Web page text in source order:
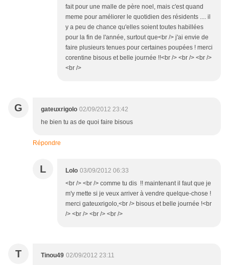
fait pour une malle de père noel, mais c'est quand
meme pour améliorer le quotidien des résidents .... il
y a peu de chance qu'elles soient toutes habillées
pour la fin de l'année, surtout que<br /> j'ai envie de
faire plusieurs tenues pour certaines poupées ! merci
corentine bisous et belle journée !!<br /> <br /> <br />
<br />
G gateuxrigolo 02/09/2012 23:42
he bien tu as de quoi faire bisous
Répondre
L Lolo 03/09/2012 06:33
<br /> <br /> comme tu dis !! maintenant il faut que je
m'y mette si je veux arriver à vendre quelque-chose !
merci gateuxrigolo,<br /> bisous et belle journée !<br
/> <br /> <br /> <br />
T Tinou49 02/09/2012 23:11